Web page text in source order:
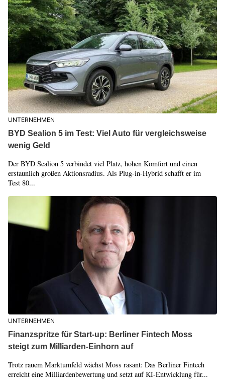
UNTERNEHMEN
BYD Sealion 5 im Test: Viel Auto für vergleichsweise
wenig Geld
Der BYD Sealion 5 verbindet viel Platz, hohen Komfort und einen
erstaunlich großen Aktionsradius. Als Plug-in-Hybrid schafft er im
Test 80...
UNTERNEHMEN
Finanzspritze für Start-up: Berliner Fintech Moss
steigt zum Milliarden-Einhorn auf
Trotz rauem Marktumfeld wächst Moss rasant: Das Berliner Fintech
erreicht eine Milliardenbewertung und setzt auf KI-Entwicklung für...